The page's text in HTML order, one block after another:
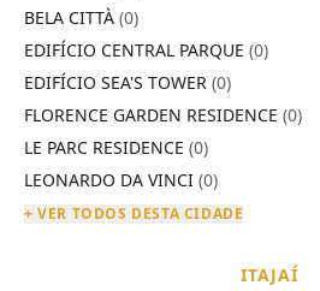
BELA CITTÀ (0)
EDIFÍCIO CENTRAL PARQUE (0)
EDIFÍCIO SEA'S TOWER (0)
FLORENCE GARDEN RESIDENCE (0)
LE PARC RESIDENCE (0)
LEONARDO DA VINCI (0)
+ VER TODOS DESTA CIDADE
ITAJAÍ